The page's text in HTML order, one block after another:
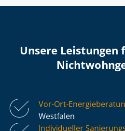
Unsere Leistungen
Vor-Ort-
Westfalen
Individueller